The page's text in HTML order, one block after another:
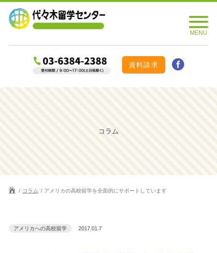
資料請求
コラム
コラム アメリカの高校留学を全面的にサポートしています
アメリカへの高校留学 2017.01.7